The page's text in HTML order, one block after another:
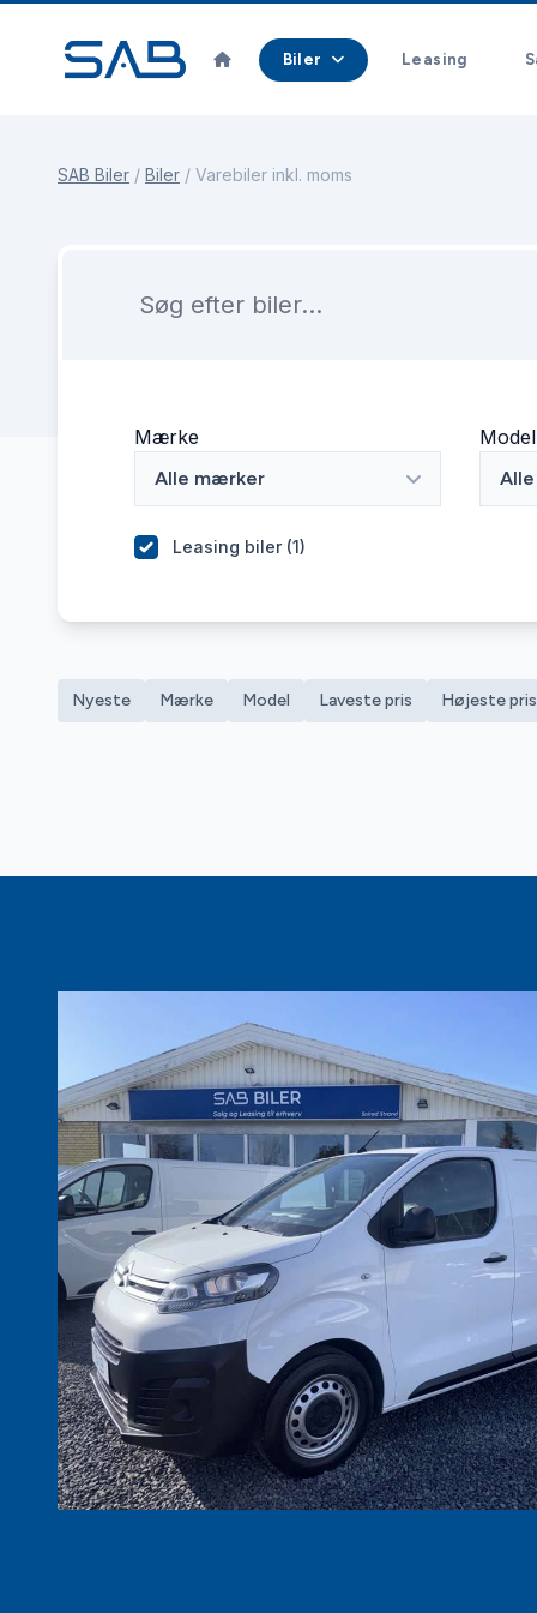
Biler Leasing
SAB Biler / Biler / Varebiler inkl. moms
Mærke
Alle mærker
Model
Leasing biler (1)
Nyeste Mærke Model Laveste pris Højeste pris